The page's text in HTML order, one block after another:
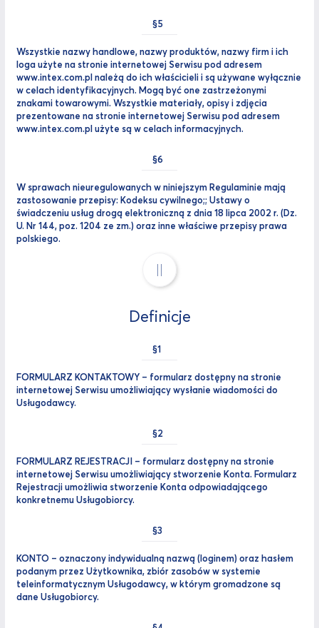
Wszystkie nazwy handlowe, nazwy produktów, nazwy firm i ich
loga użyte na stronie internetowej Serwisu pod adresem
www.intex.com.pl należą do ich właścicieli i są używane wyłącznie
w celach identyfikacyjnych. Mogą być one zastrzeżonymi
znakami towarowymi. Wszystkie materiały, opisy i zdjęcia
prezentowane na stronie internetowej Serwisu pod adresem
www.intex.com.pl użyte są w celach informacyjnych.
W sprawach nieuregulowanych w niniejszym Regulaminie mają
zastosowanie przepisy: Kodeksu cywilnego;; Ustawy o
świadczeniu usług drogą elektroniczną z dnia 18 lipca 2002 r. (Dz.
U. Nr 144, poz. 1204 ze zm.) oraz inne właściwe przepisy prawa
polskiego.
II
Definicje
FORMULARZ KONTAKTOWY – formularz dostępny na stronie
internetowej Serwisu umożliwiający wysłanie wiadomości do
Usługodawcy.
FORMULARZ REJESTRACJI – formularz dostępny na stronie
internetowej Serwisu umożliwiający stworzenie Konta. Formularz
Rejestracji umożliwia stworzenie Konta odpowiadającego
konkretnemu Usługobiorcy.
KONTO – oznaczony indywidualną nazwą (loginem) oraz hasłem
podanym przez Użytkownika, zbiór zasobów w systemie
teleinformatycznym Usługodawcy, w którym gromadzone są
dane Usługobiorcy.